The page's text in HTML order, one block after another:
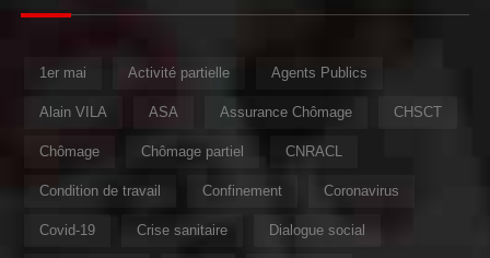
1er mai Activité partielle Agents Publics
Alain VILA ASA Assurance Chômage CHSCT
Chômage Chômage partiel CNRACL
Condition de travail Confinement Coronavirus
Covid-19 Crise sanitaire Dialogue social